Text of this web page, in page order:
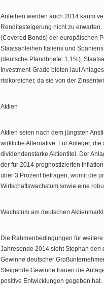
Anleihen werden auch 2014 kaum
Renditesteigerung nicht zu
(Covered Bonds) der europäischen
Staatsanleihen Italiens und
(deutsche Pfandbriefe: 1,1%).
Investment-Grade bieten laut
risikoreicher, da sie von der
Aktien
Aktien seien nach dem jüngsten
wirkliche Alternative. Für Anleger,
dividendenstarke Aktientitel. Der
der für 2014 prognostizierten
über 3 Prozent betragen, womit die
Wirtschaftswachstum sowie eine
Wachstum am deutschen Aktienmarkt
Die Rahmenbedingungen für
Jahresende 2014 sieht Stephan den
Gewinne deutscher
Steigende Gewinne trauen die
positive Entwicklungen gegeben